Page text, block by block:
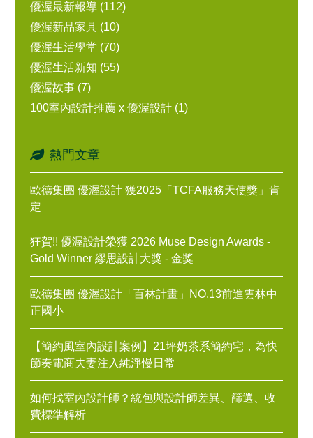
優渥最新報導 (112)
優渥新品家具 (10)
優渥生活學堂 (70)
優渥生活新知 (55)
優渥故事 (7)
100室內設計推薦 x 優渥設計 (1)
熱門文章
歐德集團 優渥設計 獲2025「TCFA服務天使獎」肯
定
狂賀!! 優渥設計榮獲 2026 Muse Design Awards -
Gold Winner 繆思設計大獎 - 金獎
歐德集團 優渥設計「百林計畫」NO.13前進雲林中
正國小
【簡約風室內設計案例】21坪奶茶系簡約宅，為快
節奏電商夫妻注入純淨慢日常
如何找室內設計師？統包與設計師差異、篩選、收
費標準解析